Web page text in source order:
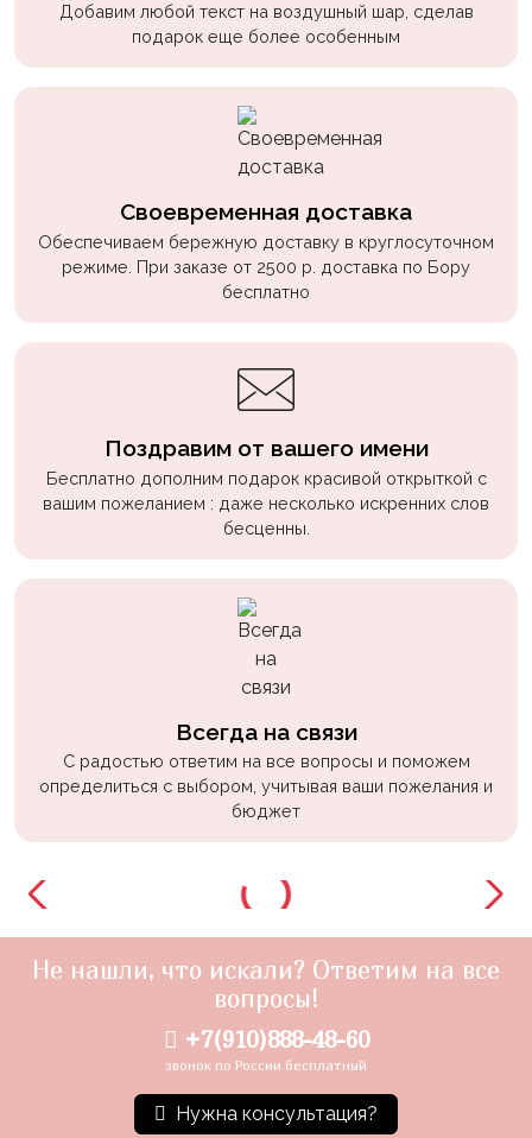
Добавим любой текст на воздушный шар, сделав
подарок еще более особенным
Своевременная доставка
Обеспечиваем бережную доставку в круглосуточном
режиме. При заказе от 2500 р. доставка по Бору
бесплатно
Поздравим от вашего имени
Бесплатно дополним подарок красивой открыткой с
вашим пожеланием : даже несколько искренних слов
бесценны.
Всегда на связи
С радостью ответим на все вопросы и поможем
определиться с выбором, учитывая ваши пожелания и
бюджет
Не нашли, что искали? Ответим на все
вопросы!
+7(910)888-48-60
звонок по России бесплатный
Нужна консультация?